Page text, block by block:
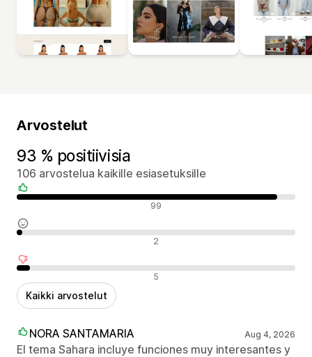
Arvostelut
93 % positiivisia
106 arvostelua kaikille esiasetuksille
Positiiviset arvostelut 99
Neutraalit arvostelut 2
Negatiiviset arvostelut 5
Kaikki arvostelut
NORA SANTAMARIA Aug 4, 2026
El tema Sahara incluye funciones muy interesantes y